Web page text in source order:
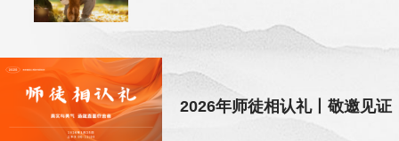
2026年师徒相认礼丨敬邀见证